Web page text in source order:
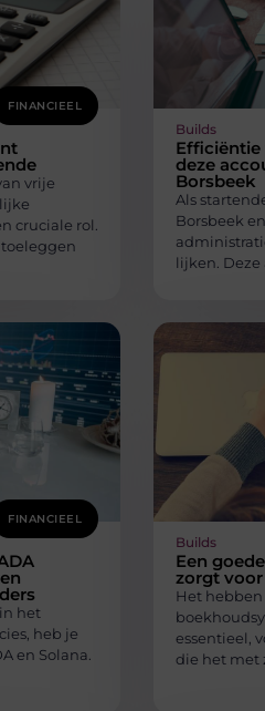
FINANCIEEL
vrije
cruciale rol.
toeleggen
Builds
deze
Borsbeek
Als
Borsbeek
lijken.
FINANCIEEL
het
heb je
en Solana.
Builds
Een
zorgt
Het
essentieel,
die het met